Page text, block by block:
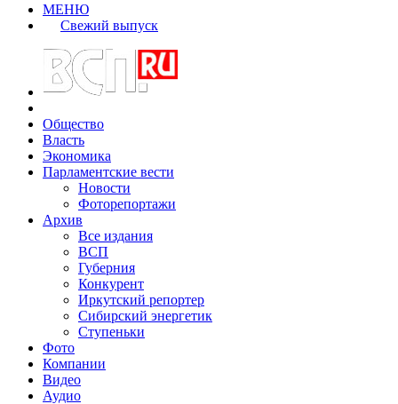
МЕНЮ
Свежий выпуск
Общество
Власть
Экономика
Парламентские вести
Новости
Фоторепортажи
Архив
Все издания
ВСП
Губерния
Конкурент
Иркутский репортер
Сибирский энергетик
Ступеньки
Фото
Компании
Видео
Аудио